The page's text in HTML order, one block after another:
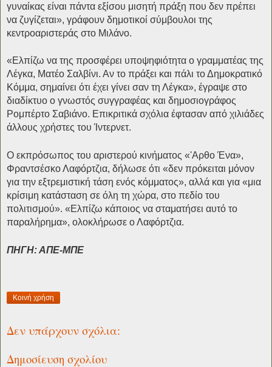
γυναίκας είναι πάντα εξίσου μισητή πράξη που δεν πρέπει
να ζυγίζεται», γράφουν δημοτικοί σύμβουλοι της
κεντροαριστεράς στο Μιλάνο.
«Ελπίζω να της προσφέρει υποψηφιότητα ο γραμματέας της
Λέγκα, Ματέο Σαλβίνι. Αν το πράξει και πάλι το Δημοκρατικό
Κόμμα, σημαίνει ότι έχει γίνει σαν τη Λέγκα», έγραψε στο
διαδίκτυο ο γνωστός συγγραφέας και δημοσιογράφος
Ρομπέρτο Σαβιάνο. Επικριτικά σχόλια έφτασαν από χιλιάδες
άλλους χρήστες του Ίντερνετ.
Ο εκπρόσωπος του αριστερού κινήματος «'Αρθο Ένα»,
Φραντσέσκο Λαφόρτζια, δήλωσε ότι «δεν πρόκειται μόνον
για την εξτρεμιστική τάση ενός κόμματος», αλλά και για «μια
κρίσιμη κατάσταση σε όλη τη χώρα, στο πεδίο του
πολιτισμού». «Ελπίζω κάποιος να σταματήσει αυτό το
παραλήρημα», ολοκλήρωσε ο Λαφόρτζια.
ΠΗΓΗ: ΑΠΕ-ΜΠΕ
Κοινή χρήση
Δεν υπάρχουν σχόλια:
Δημοσίευση σχολίου